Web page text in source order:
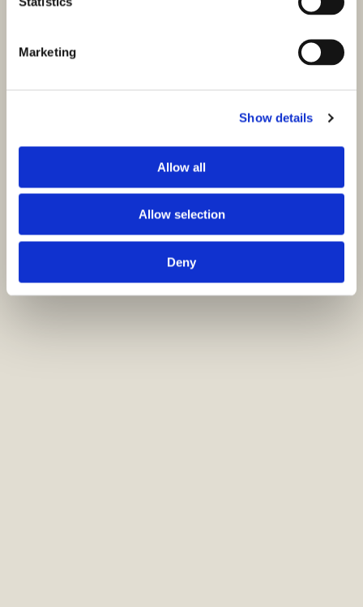
Marketing
Show details
Allow all
Allow selection
Deny